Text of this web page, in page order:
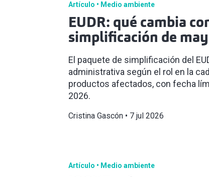
Artículo Medio ambiente
EUDR: qué cambia
simplificación de
El paquete de simplificación del
administrativa según el rol en la
productos afectados, con fecha
2026.
Cristina Gascón 7 jul 2026
Artículo Medio ambiente